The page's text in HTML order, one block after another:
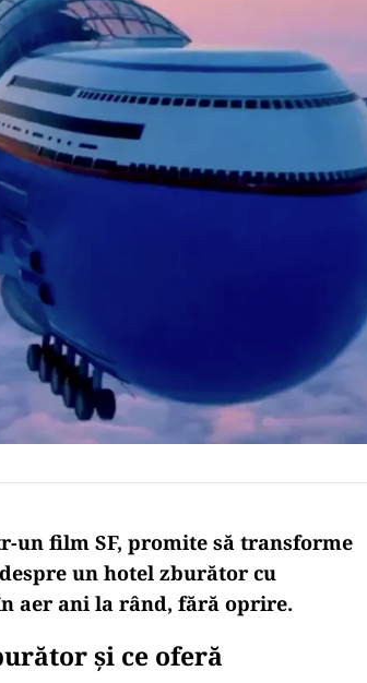
un film SF, promite să transforme
un hotel zburător cu
aer ani la rând, fără oprire.
și ce oferă